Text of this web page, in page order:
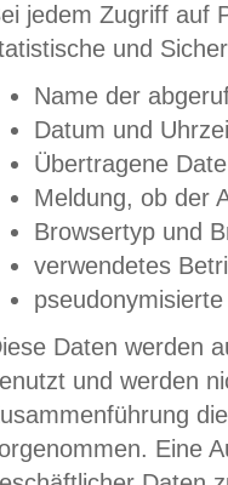
jedem Zugriff auf
und
Name der
Datum und
Übertragene
Meldung, ob der
Browsertyp und
verwendetes
Daten werden
und werden
Eine